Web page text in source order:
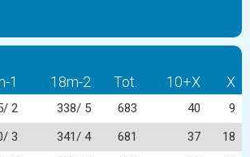
1 18m-2 Tot. 10+X X
2 338/ 5 683 40
9
3 341/ 4 681 37
18